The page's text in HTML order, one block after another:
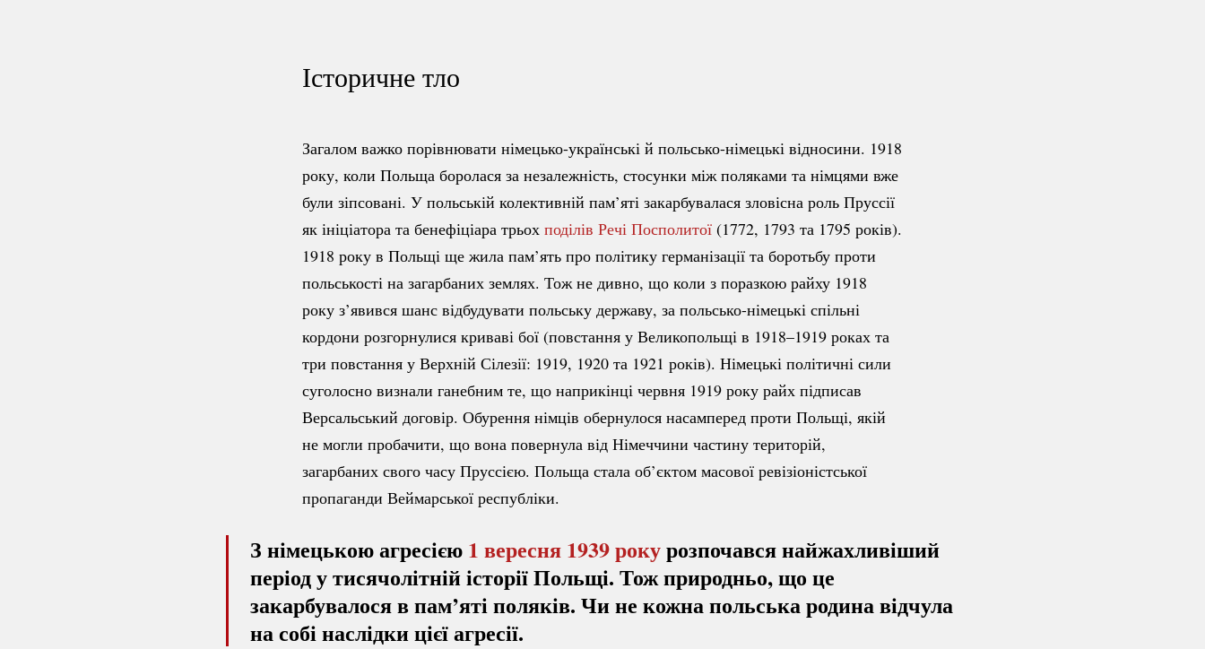
Історичне тло
Загалом важко порівнювати німецько-українські й польсько-німецькі відносини. 1918
року, коли Польща боролася за незалежність, стосунки між поляками та німцями вже
були зіпсовані. У польській колективній пам’яті закарбувалася зловісна роль Пруссії
як ініціатора та бенефіціара трьох поділів Речі Посполитої (1772, 1793 та 1795 років).
1918 року в Польщі ще жила пам’ять про політику германізації та боротьбу проти
польськості на загарбаних землях. Тож не дивно, що коли з поразкою райху 1918
року з’явився шанс відбудувати польську державу, за польсько-німецькі спільні
кордони розгорнулися криваві бої (повстання у Великопольщі в 1918–1919 роках та
три повстання у Верхній Сілезії: 1919, 1920 та 1921 років). Німецькі політичні сили
суголосно визнали ганебним те, що наприкінці червня 1919 року райх підписав
Версальський договір. Обурення німців обернулося насамперед проти Польщі, якій
не могли пробачити, що вона повернула від Німеччини частину територій,
загарбаних свого часу Пруссією. Польща стала об’єктом масової ревізіоністської
пропаганди Веймарської республіки.
З німецькою агресією 1 вересня 1939 рокурозпочався найжахливіший
період у тисячолітній історії Польщі. Тож природньо, що це
закарбувалося в пам’яті поляків. Чи не кожна польська родина відчула
на собі наслідки цієї агресії.